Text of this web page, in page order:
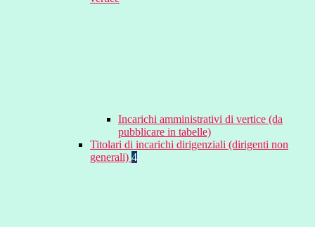
Incarichi amministrativi di vertice (da
pubblicare in tabelle)
Titolari di incarichi dirigenziali (dirigenti non
generali) 4